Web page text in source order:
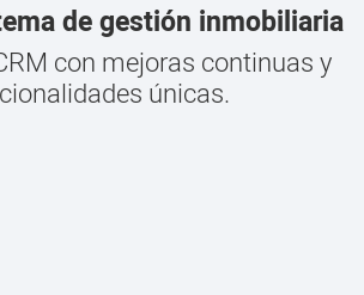
de gestión inmobiliaria
con mejoras continuas y
únicas.